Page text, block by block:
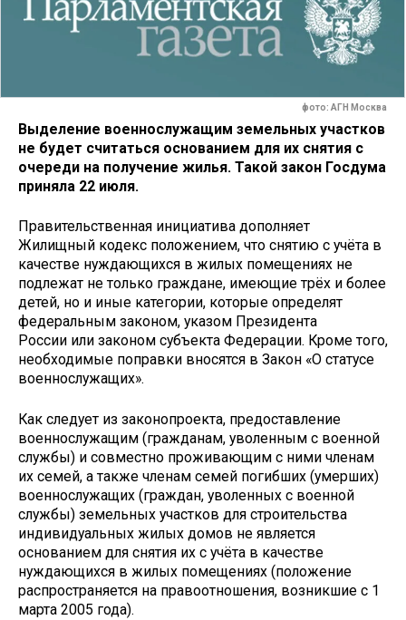
фото: АГН Москва
Выделение военнослужащим земельных участков
не будет считаться основанием для их снятия с
очереди на получение жилья. Такой закон Госдума
приняла 22 июля.
Правительственная инициатива дополняет
Жилищный кодекс положением, что снятию с учёта в
качестве нуждающихся в жилых помещениях не
подлежат не только граждане, имеющие трёх и более
детей, но и иные категории, которые определят
федеральным законом, указом Президента
России или законом субъекта Федерации. Кроме того,
необходимые поправки вносятся в Закон «О статусе
военнослужащих».
Как следует из законопроекта, предоставление
военнослужащим (гражданам, уволенным с военной
службы) и совместно проживающим с ними членам
их семей, а также членам семей погибших (умерших)
военнослужащих (граждан, уволенных с военной
службы) земельных участков для строительства
индивидуальных жилых домов не является
основанием для снятия их с учёта в качестве
нуждающихся в жилых помещениях (положение
распространяется на правоотношения, возникшие с 1
марта 2005 года).